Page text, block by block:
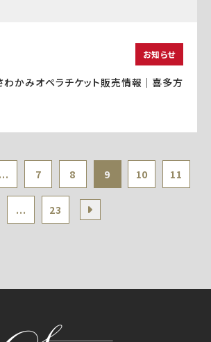
お知らせ
さわかみオペラチケット販売情報｜喜多方
... 7 8 9 10 11
... 23